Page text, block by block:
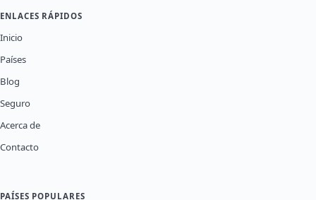
ENLACES RÁPIDOS
Inicio
Países
Blog
Seguro
Acerca de
Contacto
PAÍSES POPULARES